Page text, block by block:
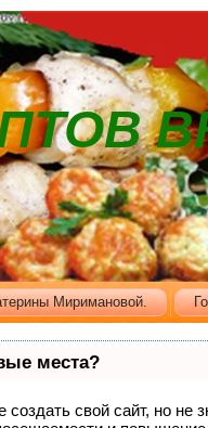
Миримановой.
места?
свой сайт, но не